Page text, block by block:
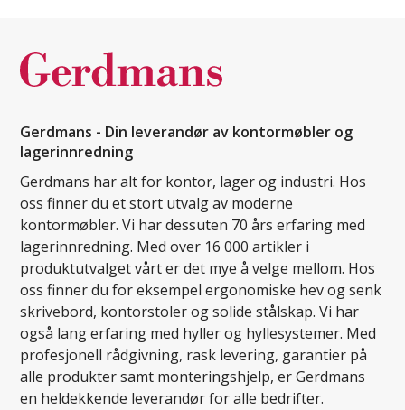
Gerdmans - Din leverandør av kontormøbler og
lagerinnredning
Gerdmans har alt for kontor, lager og industri. Hos
oss finner du et stort utvalg av moderne
kontormøbler. Vi har dessuten 70 års erfaring med
lagerinnredning. Med over 16 000 artikler i
produktutvalget vårt er det mye å velge mellom. Hos
oss finner du for eksempel ergonomiske hev og senk
skrivebord, kontorstoler og solide stålskap. Vi har
også lang erfaring med hyller og hyllesystemer. Med
profesjonell rådgivning, rask levering, garantier på
alle produkter samt monteringshjelp, er Gerdmans
en heldekkende leverandør for alle bedrifter.